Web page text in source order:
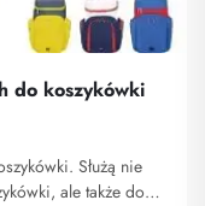
do koszykówki
Służą nie
ale także do